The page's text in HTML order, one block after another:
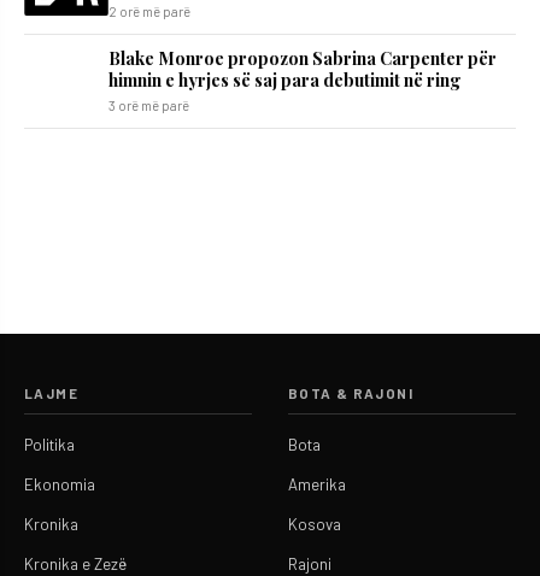
2 orë më parë
Blake Monroe propozon Sabrina Carpenter për
himnin e hyrjes së saj para debutimit në ring
3 orë më parë
LAJME
Politika
Ekonomia
Kronika
Kronika e Zezë
BOTA & RAJONI
Bota
Amerika
Kosova
Rajoni